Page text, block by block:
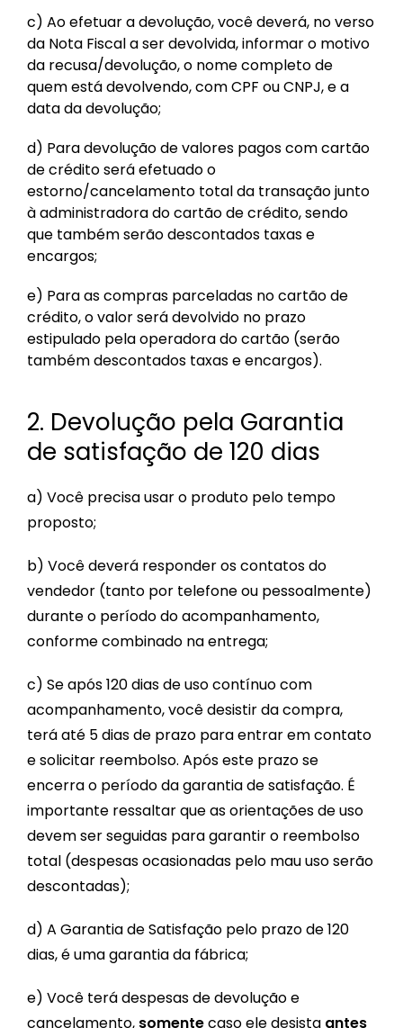
c) Ao efetuar a devolução, você deverá, no verso
da Nota Fiscal a ser devolvida, informar o motivo
da recusa/devolução, o nome completo de
quem está devolvendo, com CPF ou CNPJ, e a
data da devolução;
d) Para devolução de valores pagos com cartão
de crédito será efetuado o
estorno/cancelamento total da transação junto
à administradora do cartão de crédito, sendo
que também serão descontados taxas e
encargos;
e) Para as compras parceladas no cartão de
crédito, o valor será devolvido no prazo
estipulado pela operadora do cartão (serão
também descontados taxas e encargos).
2. Devolução pela Garantia
de satisfação de 120 dias
a) Você precisa usar o produto pelo tempo
proposto;
b) Você deverá responder os contatos do
vendedor (tanto por telefone ou pessoalmente)
durante o período do acompanhamento,
conforme combinado na entrega;
c) Se após 120 dias de uso contínuo com
acompanhamento, você desistir da compra,
terá até 5 dias de prazo para entrar em contato
e solicitar reembolso. Após este prazo se
encerra o período da garantia de satisfação. É
importante ressaltar que as orientações de uso
devem ser seguidas para garantir o reembolso
total (despesas ocasionadas pelo mau uso serão
descontadas);
d) A Garantia de Satisfação pelo prazo de 120
dias, é uma garantia da fábrica;
e) Você terá despesas de devolução e
cancelamento, somentecaso ele desista antes